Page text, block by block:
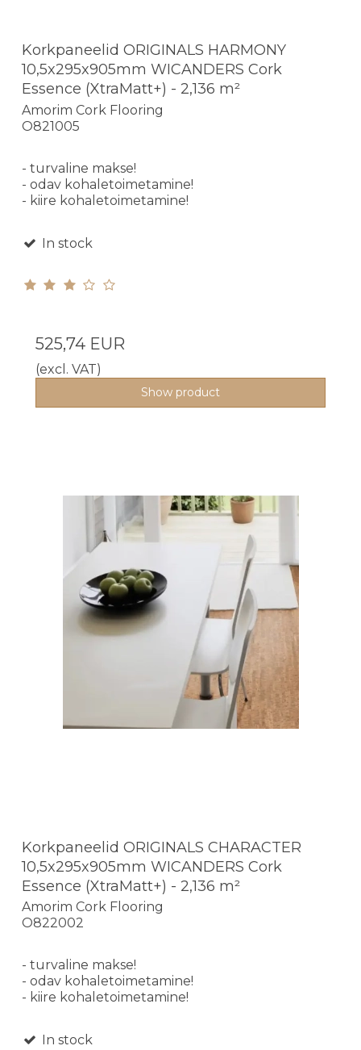
Korkpaneelid ORIGINALS HARMONY
10,5x295x905mm WICANDERS Cork
Essence (XtraMatt+) - 2,136 m²
Amorim Cork Flooring
O821005
- turvaline makse!
- odav kohaletoimetamine!
- kiire kohaletoimetamine!
In stock
525,74 EUR
(excl. VAT)
Show product
Korkpaneelid ORIGINALS CHARACTER
10,5x295x905mm WICANDERS Cork
Essence (XtraMatt+) - 2,136 m²
Amorim Cork Flooring
O822002
- turvaline makse!
- odav kohaletoimetamine!
- kiire kohaletoimetamine!
In stock